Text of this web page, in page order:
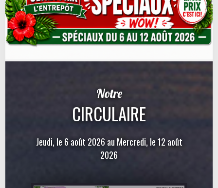
Notre
CIRCULAIRE
Jeudi, le 6 août 2026 au Mercredi, le 12 août
2026